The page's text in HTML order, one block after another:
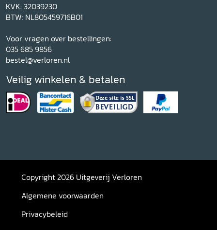
KVK: 32039230
BTW: NL805459716B01
Voor vragen over bestellingen:
035 685 9856
bestel@verloren.nl
Veilig winkelen & betalen
Copyright 2026 Uitgeverij Verloren
Algemene voorwaarden
Privacybeleid